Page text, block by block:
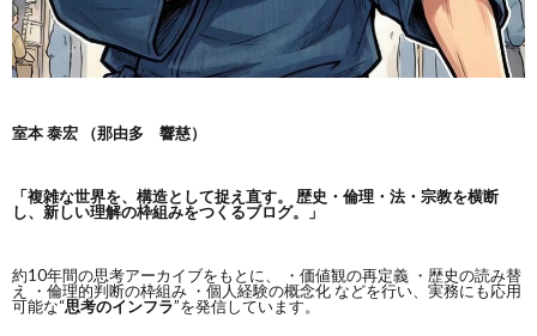
室本 泰宏 （那由多 響慈）
「複雑な世界を、構造として捉え直す。
歴史・倫理・法・宗教を横断
し、新しい理解の枠組みをつくるブログ。」
約10年間の思考アーカイブをもとに、 ・価値観の再定義 ・歴史の読み替
え ・倫理的判断の枠組み ・個人経験の概念化 などを行い、実務にも応用
可能な“思考のインフラ”を発信しています。